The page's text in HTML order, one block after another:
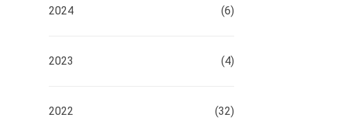
2024 (6)
2023 (4)
2022 (32)